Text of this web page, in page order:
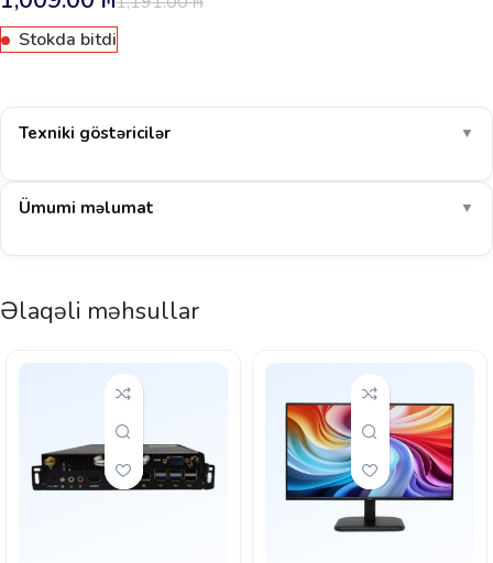
Stokda bitdi
Texniki göstəricilər ▼
Ümumi məlumat ▼
Əlaqəli məhsullar